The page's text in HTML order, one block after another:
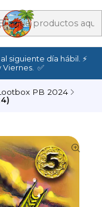
al siguiente día hábil. ⚡
Viernes. ✅
PB 2024